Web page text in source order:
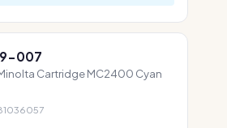
007
Cartridge MC2400 Cyan